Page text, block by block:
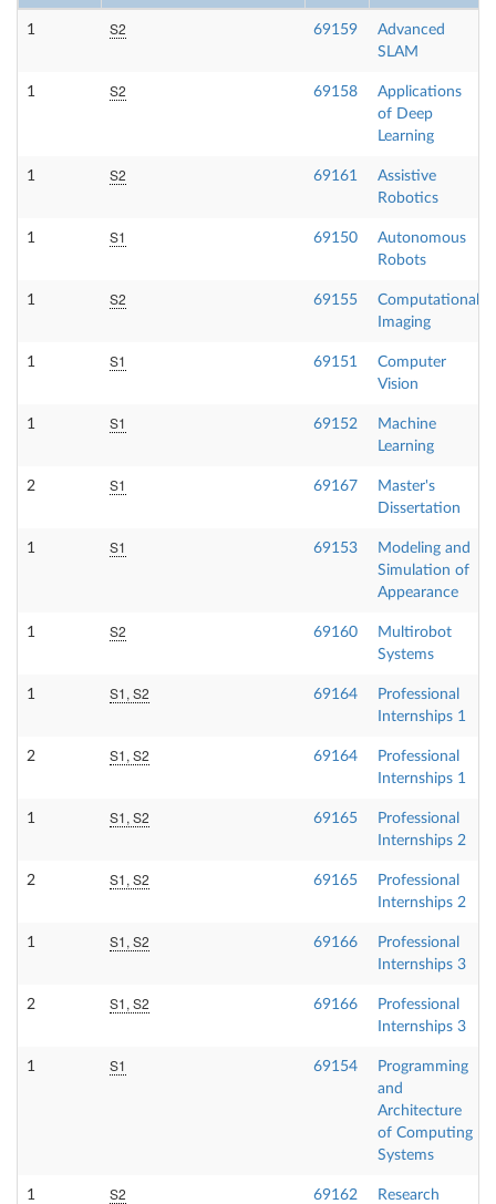
1 S2 69159
Advanced
SLAM
1 S2 69158
Applications
of Deep
Learning
1 S2 69161
Assistive
Robotics
1 S1 69150
Autonomous
Robots
1 S2 69155
Computational
Imaging
1 S1 69151
Computer
Vision
1 S1 69152
Machine
Learning
2 S1 69167
Master's
Dissertation
1 S1 69153
Modeling and
Simulation of
Appearance
1 S2 69160
Multirobot
Systems
1 S1, S2 69164
Professional
Internships 1
2 S1, S2 69164
Professional
Internships 1
1 S1, S2 69165
Professional
Internships 2
2 S1, S2 69165
Professional
Internships 2
1 S1, S2 69166
Professional
Internships 3
2 S1, S2 69166
Professional
Internships 3
1 S1 69154
Programming
and
Architecture
of Computing
Systems
1 S2 69162
Research